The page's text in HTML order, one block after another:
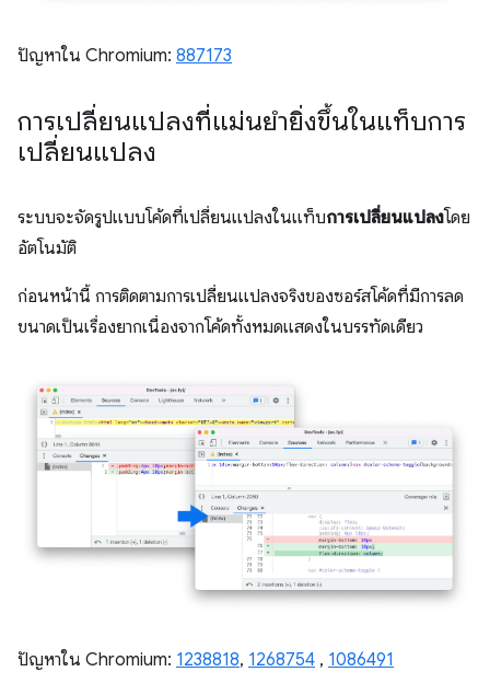
ปัญหาใน Chromium: 887173
การเปลี่ยนแปลงที่แม่นยำยิ่งขึ้นในแท็บการ
เปลี่ยนแปลง
ระบบจะจัดรูปแบบโค้ดที่เปลี่ยนแปลงในแท็บการเปลี่ยนแปลงโดย
อัตโนมัติ
ก่อนหน้านี้ การติดตามการเปลี่ยนแปลงจริงของซอร์สโค้ดที่มีการลด
ขนาดเป็นเรื่องยากเนื่องจากโค้ดทั้งหมดแสดงในบรรทัดเดียว
ปัญหาใน Chromium: 1238818, 1268754 , 1086491